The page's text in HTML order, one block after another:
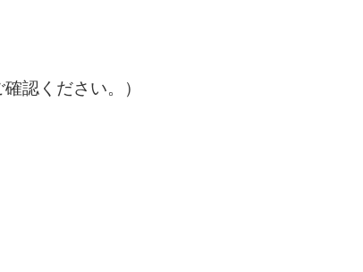
認ください。）